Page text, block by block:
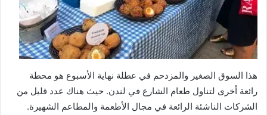
هذا السوق الصغير والمزدحم في عطلة نهاية الأسبوع هو محطة
رائعة أخرى لتناول طعام الشارع في لندن. حيث هناك عدد قليل من
الشركات الناشئة الرائعة في مجال الأطعمة والمطاعم الشهيرة.